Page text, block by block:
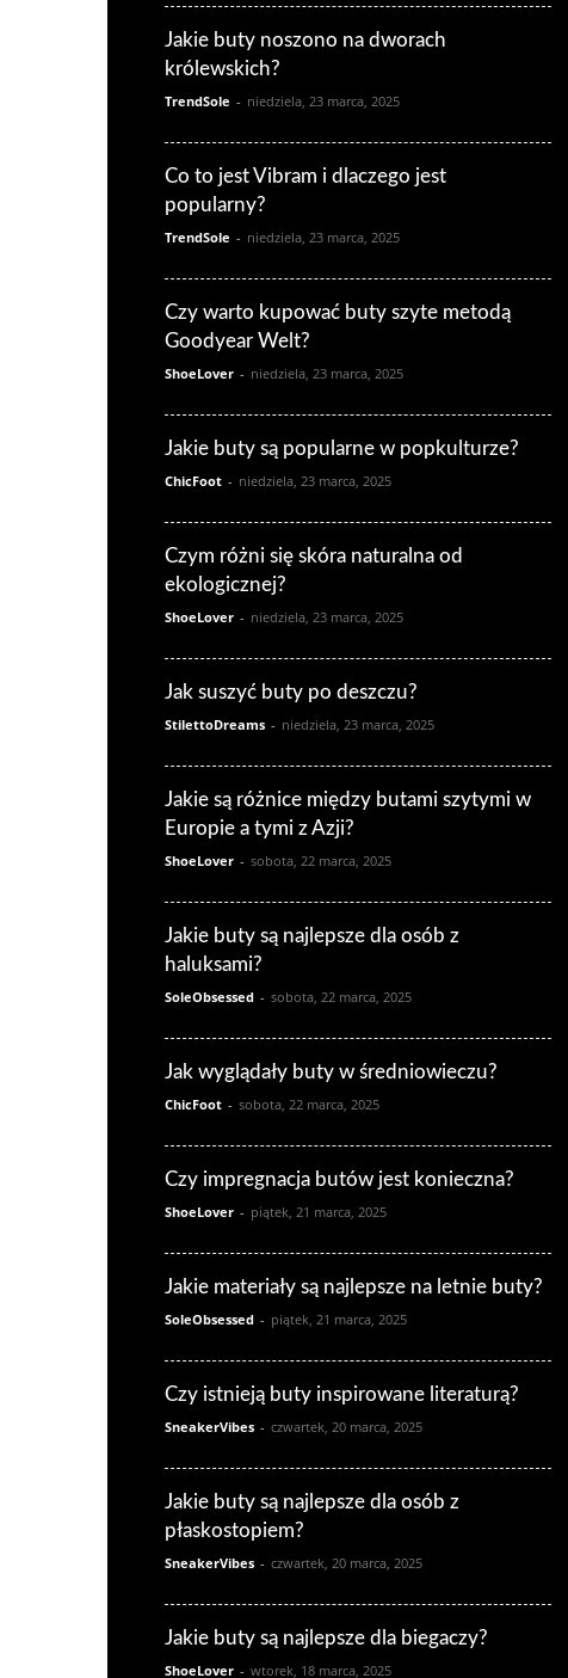
Jakie buty noszono na dworach
królewskich?
TrendSole - niedziela, 23 marca, 2025
Co to jest Vibram i dlaczego jest
popularny?
TrendSole - niedziela, 23 marca, 2025
Czy warto kupować buty szyte metodą
Goodyear Welt?
ShoeLover - niedziela, 23 marca, 2025
Jakie buty są popularne w popkulturze?
ChicFoot - niedziela, 23 marca, 2025
Czym różni się skóra naturalna od
ekologicznej?
ShoeLover - niedziela, 23 marca, 2025
Jak suszyć buty po deszczu?
StilettoDreams - niedziela, 23 marca, 2025
Jakie są różnice między butami szytymi w
Europie a tymi z Azji?
ShoeLover - sobota, 22 marca, 2025
Jakie buty są najlepsze dla osób z
haluksami?
SoleObsessed - sobota, 22 marca, 2025
Jak wyglądały buty w średniowieczu?
ChicFoot - sobota, 22 marca, 2025
Czy impregnacja butów jest konieczna?
ShoeLover - piątek, 21 marca, 2025
Jakie materiały są najlepsze na letnie buty?
SoleObsessed - piątek, 21 marca, 2025
Czy istnieją buty inspirowane literaturą?
SneakerVibes - czwartek, 20 marca, 2025
Jakie buty są najlepsze dla osób z
płaskostopiem?
SneakerVibes - czwartek, 20 marca, 2025
Jakie buty są najlepsze dla biegaczy?
ShoeLover - wtorek, 18 marca, 2025